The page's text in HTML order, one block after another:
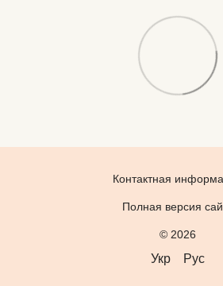
Контактная
Полная версия
© 2026
Укр Рус